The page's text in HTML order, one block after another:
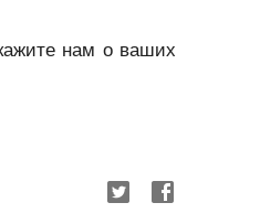
нам о ваших